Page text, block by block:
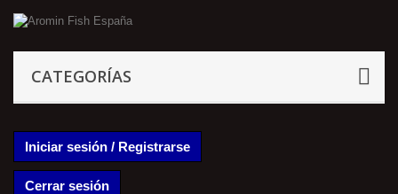
CATEGORÍAS
Iniciar sesión / Registrarse
Cerrar sesión